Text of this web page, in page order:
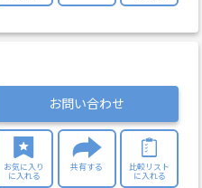
お問い合わせ
お気に入り
に入れる
共有する
比較リスト
に入れる